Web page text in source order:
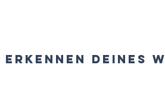
Deines